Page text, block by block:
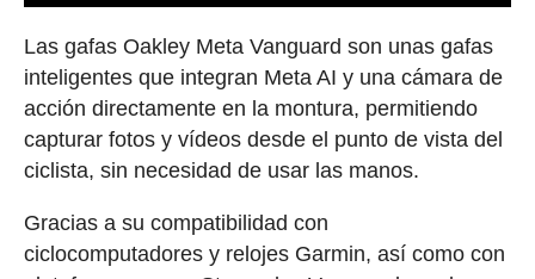
Las gafas Oakley Meta Vanguard son unas gafas
inteligentes que integran Meta AI y una cámara de
acción directamente en la montura, permitiendo
capturar fotos y vídeos desde el punto de vista del
ciclista, sin necesidad de usar las manos.
Gracias a su compatibilidad con
ciclocomputadores y relojes Garmin, así como con